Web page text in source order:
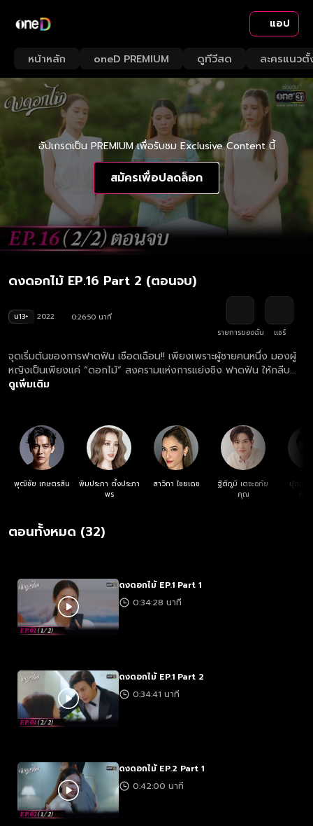
แอป
หน้าหลัก oneD PREMIUM ดูทีวีสด ละครแนวตั้
อัปเกรดเป็น PREMIUM เพื่อรับชม Exclusive Content นี้
สมัครเพื่อปลดล็อก
ดงดอกไม้ EP.16 Part 2 (ตอนจบ)
น13+ 2022
0:26:50 นาที
รายการของฉัน
แชร์
จุดเริ่มต้นของการฟาดฟัน เชือดเฉือน!! เพียงเพราะผู้ชายคนหนึ่ง มองผู้
หญิงเป็นเพียงแค่ “ดอกไม้” สงครามแห่งการแย่งชิง ฟาดฟัน ให้กลีบ
กระจาย จึงเกิดขึ้น
ดูเพิ่มเติม
พุฒิชัย เกษตรสิน
พิมประภา ตั้งประภา
พร
สาวิกา ไชยเดช
ฐิติภูมิ เตชะอภัย
คุณ
ปุณยา
ตอนทั้งหมด (32)
ดงดอกไม้ EP.1 Part 1
0:34:28 นาที
ดงดอกไม้ EP.1 Part 2
0:34:41 นาที
ดงดอกไม้ EP.2 Part 1
0:42:00 นาที